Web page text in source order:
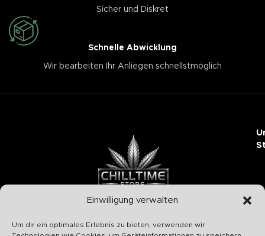
Einwilligung verwalten
Um dir ein optimales Erlebnis zu bieten, verwenden wir
Sicher und Diskret
Schnelle Abwicklung
Wir bearbeiten Ihr Anliegen schnellstmöglich
Chilltime Store